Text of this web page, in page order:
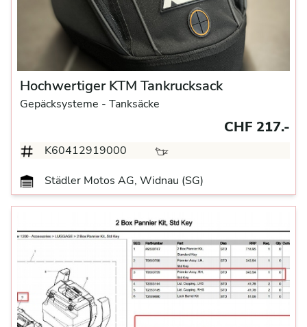
Hochwertiger KTM Tankrucksack
Gepäcksysteme - Tanksäcke
CHF 217.-
K60412919000
Städler Motos AG, Widnau (SG)